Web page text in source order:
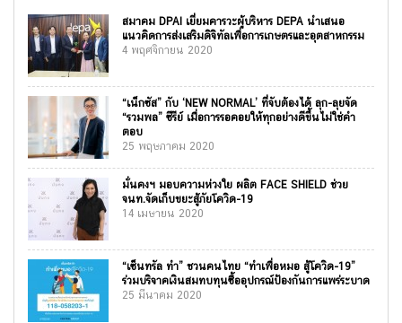
สมาคม DPAI เยี่ยมคารวะผู้บริหาร DEPA นำเสนอ
แนวคิดการส่งเสริมดิจิทัลเพื่อการเกษตรและอุตสาหกรรม
4 พฤศจิกายน 2020
“เน็กซัส” กับ ‘NEW NORMAL’ ที่จับต้องได้ ลุก-ลุยจัด
“รวมพล” ซีรีย์ เมื่อการรอคอยให้ทุกอย่างดีขึ้นไม่ใช่คำ
ตอบ
25 พฤษภาคม 2020
มั่นคงฯ มอบความห่วงใย ผลิต FACE SHIELD ช่วย
จนท.จัดเก็บขยะสู้ภัยโควิด-19
14 เมษายน 2020
“เซ็นทรัล ทำ” ชวนคนไทย “ทำเพื่อหมอ สู้โควิด-19”
ร่วมบริจาคเงินสมทบทุนซื้ออุปกรณ์ป้องกันการแพร่ระบาด
25 มีนาคม 2020